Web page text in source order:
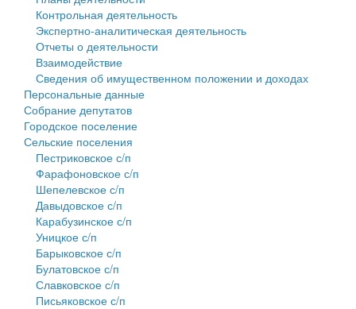
Сельские поселения
Контрольная деятельность
Экспертно-аналитическая деятельность
Отчеты о деятельности
Взаимодействие
Сведения об имущественном положении и доходах
Персональные данные
Собрание депутатов
Городское поселение
Сельские поселения
Пестриковское с/п
Фарафоновское с/п
Шепелевское с/п
Давыдовское с/п
Карабузинское с/п
Уницкое с/п
Барыковское с/п
Булатовское с/п
Славковское с/п
Письяковское с/п